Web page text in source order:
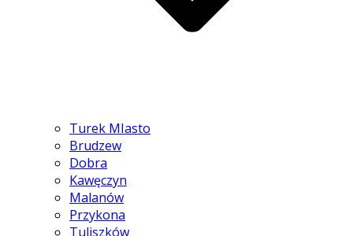
Turek MIasto
Brudzew
Dobra
Kawęczyn
Malanów
Przykona
Tuliszków